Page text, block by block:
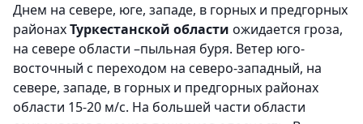
Днем на севере, юге, западе, в горных и предгорных
районахТуркестанской области ожидается гроза,
на севере области –пыльная буря. Ветер юго-
восточный с переходом на северо-западный, на
севере, западе, в горных и предгорных районах
области 15-20 м/с. На большей части области